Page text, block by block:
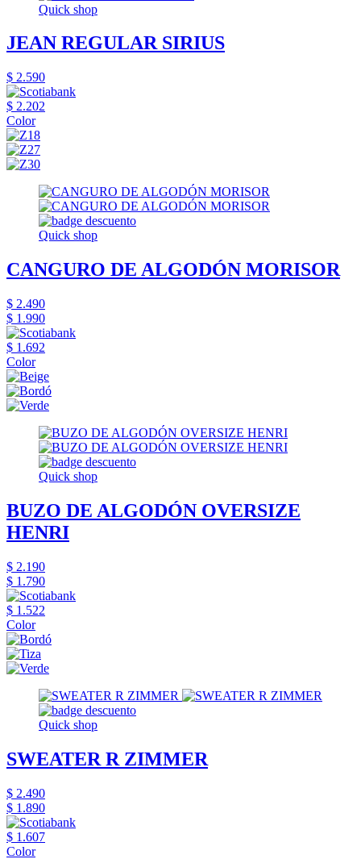
Quick shop
JEAN REGULAR SIRIUS
$ 2.590
$ 2.202
Color
Quick shop
CANGURO DE ALGODÓN MORISOR
$ 2.490
$ 1.990
$ 1.692
Color
Quick shop
BUZO DE ALGODÓN OVERSIZE
HENRI
$ 2.190
$ 1.790
$ 1.522
Color
Quick shop
SWEATER R ZIMMER
$ 2.490
$ 1.890
$ 1.607
Color